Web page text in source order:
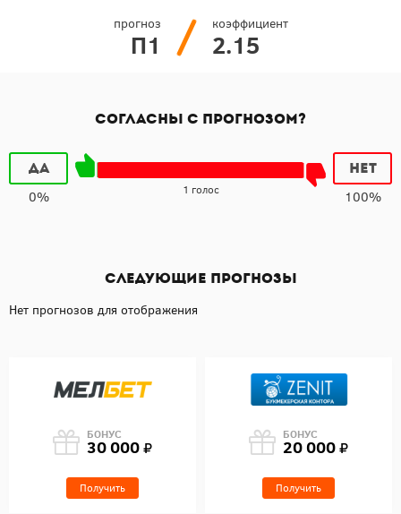
прогноз
П1
коэффициент
2.15
Согласны с прогнозом?
Да
0%
1 голос
Нет
100%
Следующие прогнозы
Нет прогнозов для отображения
БОНУС
30 000
Получить
БОНУС
20 000
Получить